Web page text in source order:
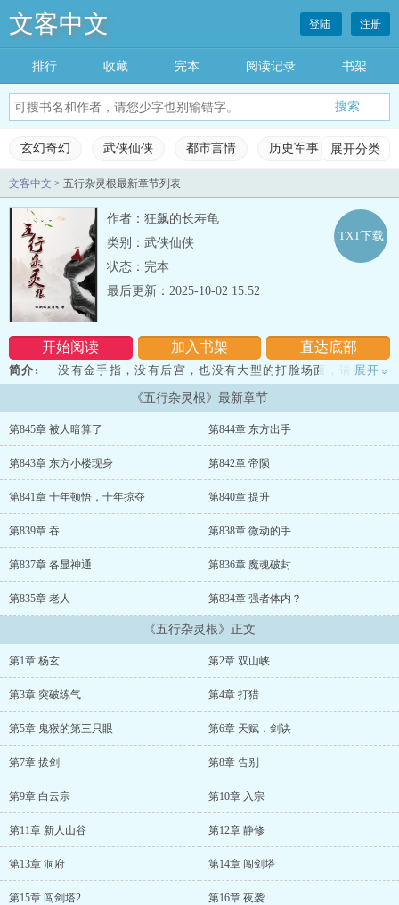
文客中文 登陆 注册
排行 收藏 完本 阅读记录 书架
玄幻奇幻 武侠仙侠 都市言情 历史军事 科幻灵
展开分类
玄幻奇幻 武侠仙侠
科幻灵异 网游竞技 完本小说
排行榜 收藏榜单
文客中文 > 五行杂灵根最新章节列表
作者：狂飙的长寿龟
类别：武侠仙侠
状态：完本
开始阅读 加入书架 直达底部
TXT下载
最后更新：2025-10-02 15:52
简介:
没有金手指，没有后宫，也没有大型的打脸场面，请看杨玄
如何从一介普通凡人，通过刻苦的拼搏蜕变，猥琐发育的精彩旅
...
展开 »
《五行杂灵根》最新章节
第845章 被人暗算了 第844章 东方出手
第843章 东方小楼现身 第842章 帝陨
第841章 十年顿悟，十年掠夺 第840章 提升
第839章 吞 第838章 微动的手
第837章 各显神通 第836章 魔魂破封
第835章 老人 第834章 强者体内？
《五行杂灵根》正文
第1章 杨玄 第2章 双山峡
第3章 突破练气 第4章 打猎
第5章 鬼猴的第三只眼 第6章 天赋．剑诀
第7章 拔剑 第8章 告别
第9章 白云宗 第10章 入宗
第11章 新人山谷 第12章 静修
第13章 洞府 第14章 闯剑塔
第15章 闯剑塔2 第16章 夜袭